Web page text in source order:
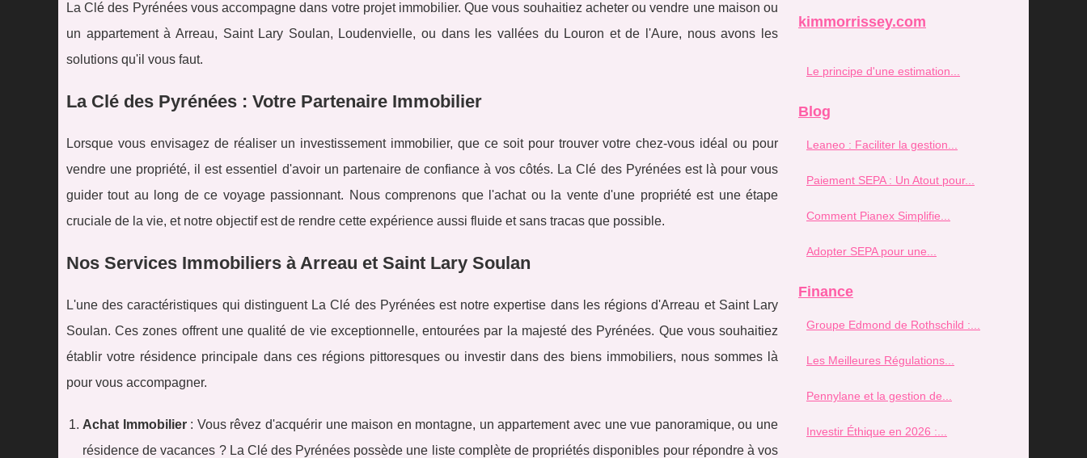
La Clé des Pyrénées vous accompagne dans votre projet immobilier. Que vous souhaitiez acheter ou vendre une maison ou
un appartement à Arreau, Saint Lary Soulan, Loudenvielle, ou dans les vallées du Louron et de l'Aure, nous avons les
solutions qu'il vous faut.
La Clé des Pyrénées : Votre Partenaire Immobilier
Lorsque vous envisagez de réaliser un investissement immobilier, que ce soit pour trouver votre chez-vous idéal ou pour
vendre une propriété, il est essentiel d'avoir un partenaire de confiance à vos côtés. La Clé des Pyrénées est là pour vous
guider tout au long de ce voyage passionnant. Nous comprenons que l'achat ou la vente d'une propriété est une étape
cruciale de la vie, et notre objectif est de rendre cette expérience aussi fluide et sans tracas que possible.
Nos Services Immobiliers à Arreau et Saint Lary Soulan
L'une des caractéristiques qui distinguent La Clé des Pyrénées est notre expertise dans les régions d'Arreau et Saint Lary
Soulan. Ces zones offrent une qualité de vie exceptionnelle, entourées par la majesté des Pyrénées. Que vous souhaitiez
établir votre résidence principale dans ces régions pittoresques ou investir dans des biens immobiliers, nous sommes là
pour vous accompagner.
Achat Immobilier: Vous rêvez d'acquérir une maison en montagne, un appartement avec une vue panoramique, ou une
résidence de vacances ? La Clé des Pyrénées possède une liste complète de propriétés disponibles pour répondre à vos
kimmorrissey.com
Le principe d'une estimation...
Blog
Leaneo : Faciliter la gestion...
Paiement SEPA : Un Atout pour...
Comment Pianex Simplifie...
Adopter SEPA pour une...
Finance
Groupe Edmond de Rothschild :...
Les Meilleures Régulations...
Pennylane et la gestion de...
Investir Éthique en 2026 :...